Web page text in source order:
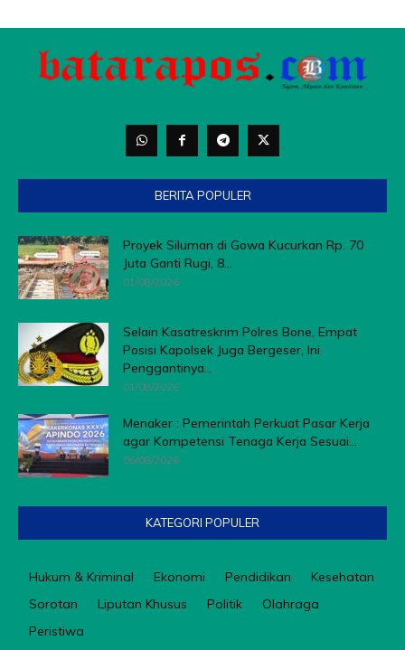
BERITA POPULER
Proyek Siluman di Gowa Kucurkan Rp. 70
Juta Ganti Rugi, 8...
01/08/2026
Selain Kasatreskrim Polres Bone, Empat
Posisi Kapolsek Juga Bergeser, Ini
Penggantinya...
01/08/2026
Menaker : Pemerintah Perkuat Pasar Kerja
agar Kompetensi Tenaga Kerja Sesuai...
06/08/2026
KATEGORI POPULER
Hukum & Kriminal Ekonomi Pendidikan
Kesehatan
Sorotan
Liputan Khusus Politik
Olahraga
Peristiwa